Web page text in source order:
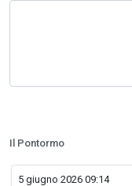
Il Pontormo
5 giugno 2026 09:14